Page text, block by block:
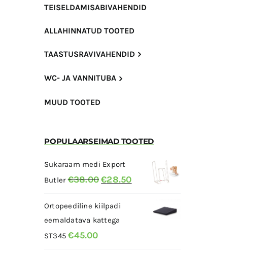
TEISELDAMISABIVAHENDID
ALLAHINNATUD TOOTED
TAASTUSRAVIVAHENDID
WC- JA VANNITUBA
MUUD TOOTED
POPULAARSEIMAD TOOTED
Sukaraam medi Export
Butler €38.00 Algne
oli:
€38.00.
€28.50Current
Ortopeediline kiilpadi
eemaldatava kattega
ST345 €45.00